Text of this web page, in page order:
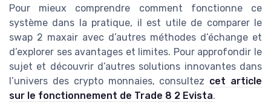
Pour mieux comprendre comment fonctionne ce
système dans la pratique, il est utile de comparer le
swap 2 maxair avec d’autres méthodes d’échange et
d’explorer ses avantages et limites. Pour approfondir le
sujet et découvrir d’autres solutions innovantes dans
l’univers des crypto monnaies, consultez cet article
sur le fonctionnement de Trade 8 2 Evista.